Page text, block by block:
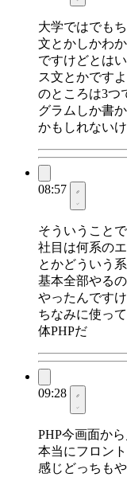
大学ではでも
文とかしかわ
ですけどとは
ス文とかです
のところは3つ
グラムしか書
かもしれない
08:57
そういうこと
社目は何系の
とかどういう
基本全部やる
やったんです
ちなみに使っ
体PHPだ
09:28
PHP今画面か
本当にフロン
感じどっちも